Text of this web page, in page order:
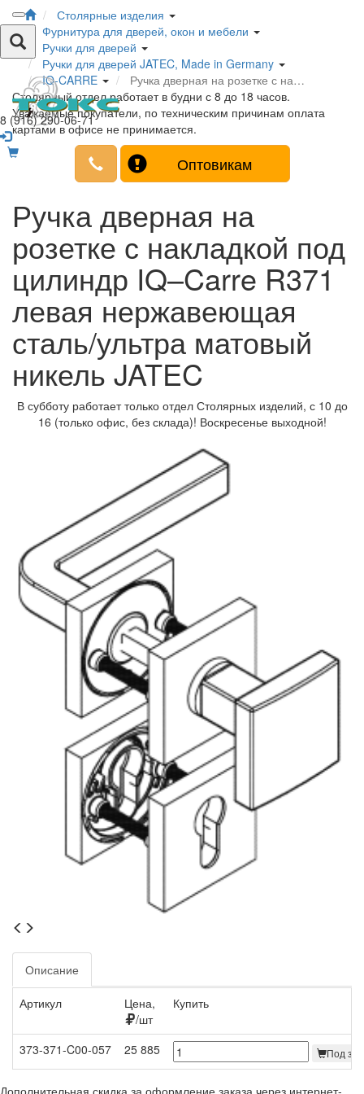
8 (916) 290-06-71
Столярные изделия
Фурнитура для дверей, окон и мебели
Ручки для дверей
Ручки для дверей JATEC, Made in Germany
IQ-CARRE
Ручка дверная на розетке с на…
Столярный отдел работает в будни с 8 до 18 часов.
Уважаемые покупатели, по техническим причинам оплата
картами в офисе не принимается.
Оптовикам
Ручка дверная на
розетке с накладкой под
цилиндр IQ–Carre R371
левая нержавеющая
сталь/ультра матовый
никель JATEC
В субботу работает только отдел Столярных изделий, с 10 до
16 (только офис, без склада)! Воскресенье выходной!
Описание
Артикул
Цена,
/шт
Купить
373-371-C00-057 25 885 Под
Дополнительная скидка за оформление заказа через интернет-